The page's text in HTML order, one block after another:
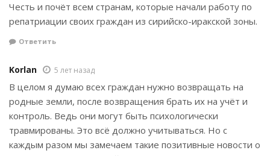
Честь и почёт всем странам, которые начали работу по
репатриации своих граждан из сирийско-иракской зоны.
Ответить
Korlan 5 лет назад
В целом я думаю всех граждан нужно возвращать на
родные земли, после возвращения брать их на учёт и
контроль. Ведь они могут быть психологически
травмированы. Это всё должно учитываться. Но с
каждым разом мы замечаем такие позитивные новости о